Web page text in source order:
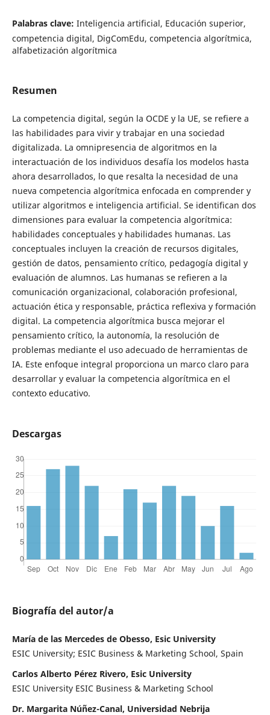
Palabras clave: Inteligencia artificial, Educación superior,
competencia digital, DigComEdu, competencia algorítmica,
alfabetización algorítmica
Resumen
La competencia digital, según la OCDE y la UE, se refiere a
las habilidades para vivir y trabajar en una sociedad
digitalizada. La omnipresencia de algoritmos en la
interactuación de los individuos desafía los modelos hasta
ahora desarrollados, lo que resalta la necesidad de una
nueva competencia algorítmica enfocada en comprender y
utilizar algoritmos e inteligencia artificial. Se identifican dos
dimensiones para evaluar la competencia algorítmica:
habilidades conceptuales y habilidades humanas. Las
conceptuales incluyen la creación de recursos digitales,
gestión de datos, pensamiento crítico, pedagogía digital y
evaluación de alumnos. Las humanas se refieren a la
comunicación organizacional, colaboración profesional,
actuación ética y responsable, práctica reflexiva y formación
digital. La competencia algorítmica busca mejorar el
pensamiento crítico, la autonomía, la resolución de
problemas mediante el uso adecuado de herramientas de
IA. Este enfoque integral proporciona un marco claro para
desarrollar y evaluar la competencia algorítmica en el
contexto educativo.
Descargas
Biografía del autor/a
María de las Mercedes de Obesso, Esic University
ESIC University; ESIC Business & Marketing School, Spain
Carlos Alberto Pérez Rivero, Esic University
ESIC University ESIC Business & Marketing School
Dr. Margarita Núñez-Canal, Universidad Nebrija